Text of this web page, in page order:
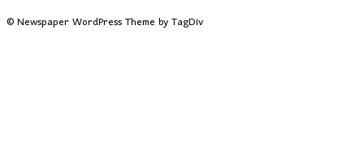
© Newspaper WordPress Theme by TagDiv